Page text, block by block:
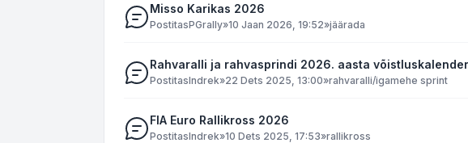
Misso Karikas 2026
PostitasPGrally»10 Jaan 2026, 19:52»jäärada
Rahvaralli ja rahvasprindi 2026. aasta võistluskalender
PostitasIndrek»22 Dets 2025, 13:00»rahvaralli/igamehe sprint
FIA Euro Rallikross 2026
PostitasIndrek»10 Dets 2025, 17:53»rallikross